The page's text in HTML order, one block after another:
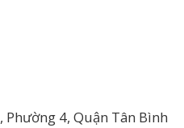
Phường 4, Quận Tân Bình